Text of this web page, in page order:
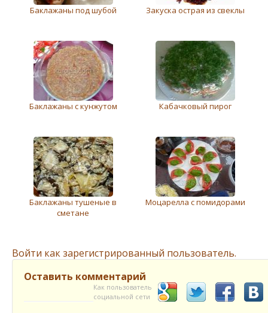
Баклажаны под шубой Закуска острая из свеклы
Баклажаны с кунжутом Кабачковый пирог
Баклажаны тушеные в
сметане
Моцарелла с помидорами
Войти как зарегистрированный пользователь.
Оставить комментарий
Как пользователь
социальной сети